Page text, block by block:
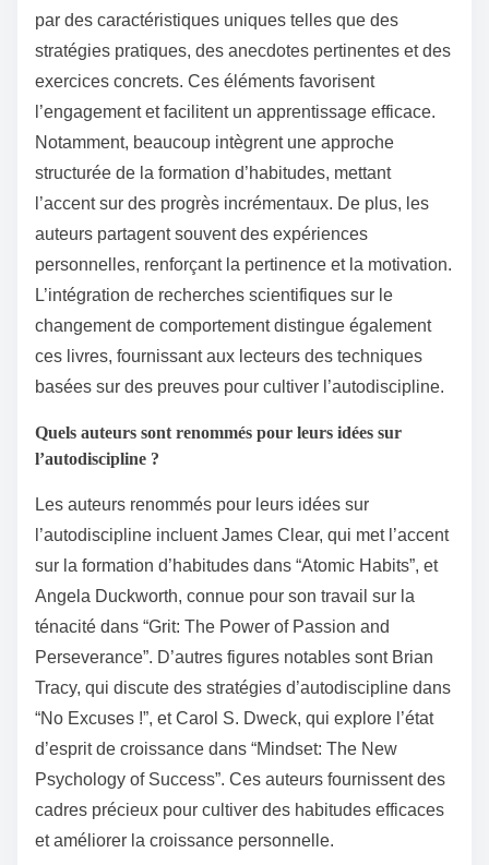
par des caractéristiques uniques telles que des
stratégies pratiques, des anecdotes pertinentes et des
exercices concrets. Ces éléments favorisent
l’engagement et facilitent un apprentissage efficace.
Notamment, beaucoup intègrent une approche
structurée de la formation d’habitudes, mettant
l’accent sur des progrès incrémentaux. De plus, les
auteurs partagent souvent des expériences
personnelles, renforçant la pertinence et la motivation.
L’intégration de recherches scientifiques sur le
changement de comportement distingue également
ces livres, fournissant aux lecteurs des techniques
basées sur des preuves pour cultiver l’autodiscipline.
Quels auteurs sont renommés pour leurs idées sur
l’autodiscipline ?
Les auteurs renommés pour leurs idées sur
l’autodiscipline incluent James Clear, qui met l’accent
sur la formation d’habitudes dans “Atomic Habits”, et
Angela Duckworth, connue pour son travail sur la
ténacité dans “Grit: The Power of Passion and
Perseverance”. D’autres figures notables sont Brian
Tracy, qui discute des stratégies d’autodiscipline dans
“No Excuses !”, et Carol S. Dweck, qui explore l’état
d’esprit de croissance dans “Mindset: The New
Psychology of Success”. Ces auteurs fournissent des
cadres précieux pour cultiver des habitudes efficaces
et améliorer la croissance personnelle.